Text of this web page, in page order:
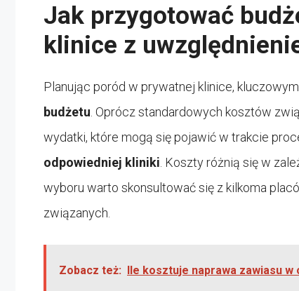
Jak przygotować
klinice z
Planując poród w prywatnej klinice,
budżetu . Oprócz standardowych kosztów
wydatki, które mogą się pojawić w trakcie
odpowiedniej kliniki . Koszty różnią się w
wyboru warto skonsultować się z kilkoma
związanych.
Zobacz też: Ile kosztuje naprawa zawiasu